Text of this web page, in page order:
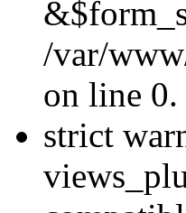
/var/
on line 0.
strict